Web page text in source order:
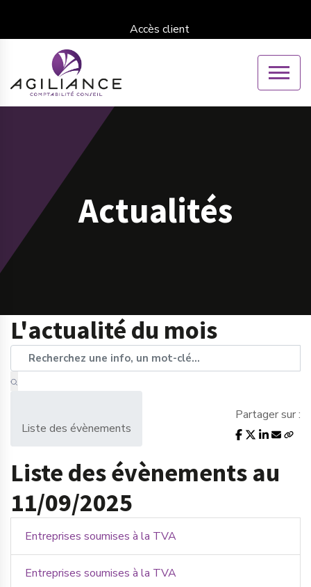
Accès client
Actualités
L'actualité du mois
Liste des évènements
Partager sur :
Liste des évènements au
11/09/2025
Entreprises soumises à la TVA
Entreprises soumises à la TVA